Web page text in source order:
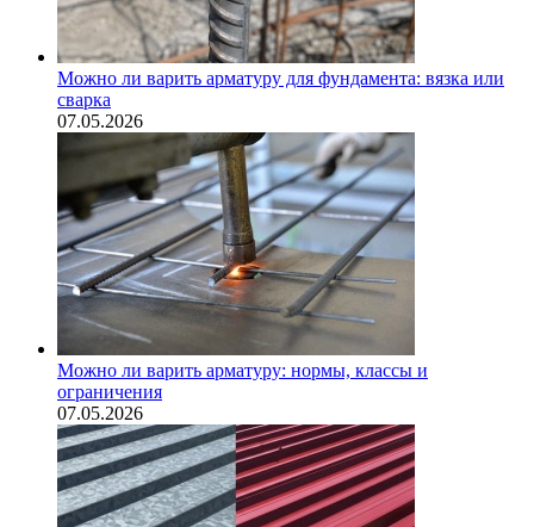
Можно ли варить арматуру для фундамента: вязка или
сварка
07.05.2026
Можно ли варить арматуру: нормы, классы и
ограничения
07.05.2026